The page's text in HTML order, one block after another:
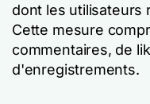
dont les utilisateurs
Cette mesure
commentaires, de
d'enregistrements.